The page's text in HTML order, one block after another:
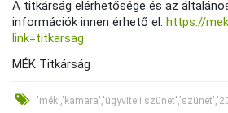
A titkárság elérhetősége és az
információk innen érhető el:https://
link=titkarsag
MÉK Titkárság
'mék','kamara','ügyviteli